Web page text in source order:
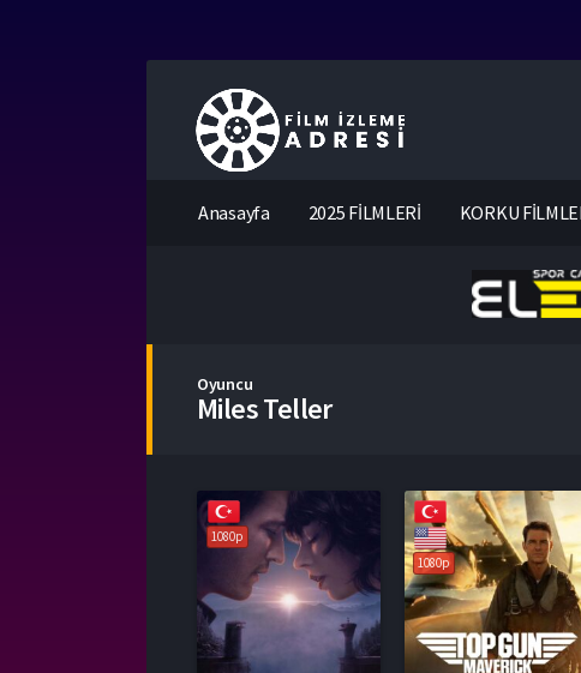
Anasayfa 2025 FİLMLERİ KORKU
Oyuncu
Miles Teller
1080p
1080p